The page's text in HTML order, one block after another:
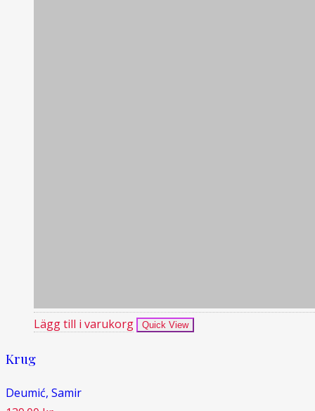
Lägg till i varukorg Quick View
Krug
Deumić, Samir